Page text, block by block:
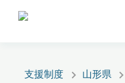
支援制度 山形県